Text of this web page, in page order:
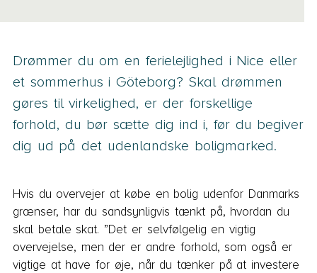
Drømmer du om en ferielejlighed i Nice eller
et sommerhus i Göteborg? Skal drømmen
gøres til virkelighed, er der forskellige
forhold, du bør sætte dig ind i, før du begiver
dig ud på det udenlandske boligmarked.
Hvis du overvejer at købe en bolig udenfor Danmarks
grænser, har du sandsynligvis tænkt på, hvordan du
skal betale skat. ”Det er selvfølgelig en vigtig
overvejelse, men der er andre forhold, som også er
vigtige at have for øje, når du tænker på at investere